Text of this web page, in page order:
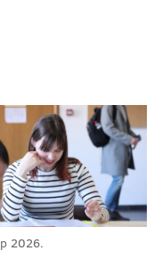
2026.